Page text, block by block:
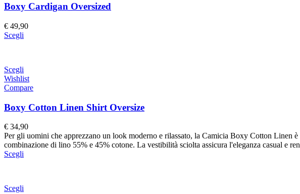
Boxy Cardigan Oversized
€ 49,90
Scegli
Scegli
Wishlist
Compare
Boxy Cotton Linen Shirt Oversize
€ 34,90
Per gli uomini che apprezzano un look moderno e rilassato, la Camicia Boxy Cotton Linen
combinazione di lino 55% e 45% cotone. La vestibilità sciolta assicura l'eleganza casual e
Scegli
Scegli